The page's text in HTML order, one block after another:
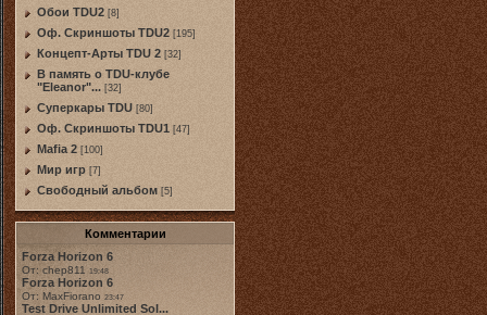
Обои TDU2 [8]
Оф. Скриншоты TDU2 [195]
Концепт-Арты TDU 2 [32]
В память о TDU-клубе
"Eleanor"... [32]
Суперкары TDU [80]
Оф. Скриншоты TDU1 [47]
Mafia 2 [100]
Мир игр [7]
Свободный альбом [5]
Комментарии
Forza Horizon 6
От: chep811 19:48
Forza Horizon 6
От: MaxFiorano 23:47
Test Drive Unlimited Sol...